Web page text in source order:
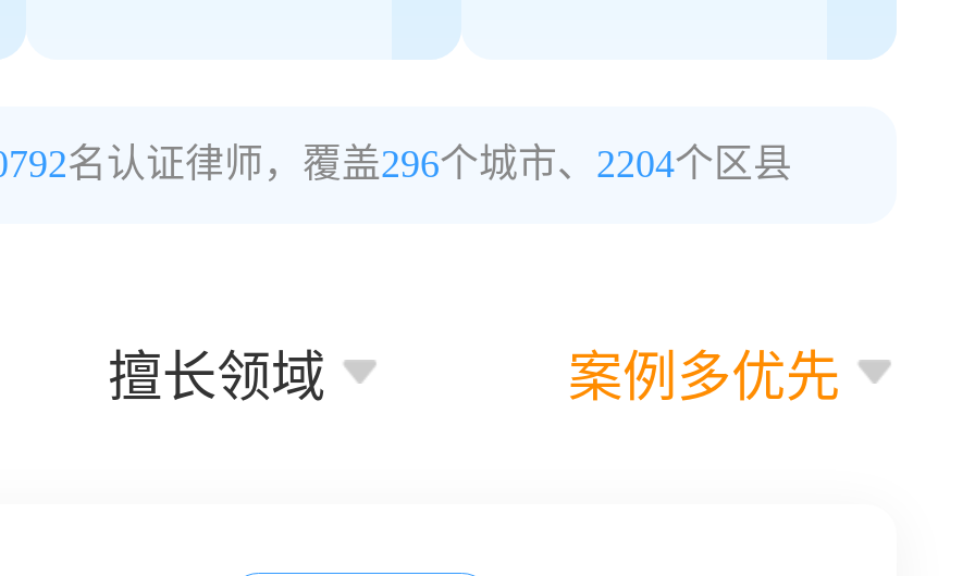
名认证律师，覆盖296个城市、 2204个区县
擅长领域 案例多优先